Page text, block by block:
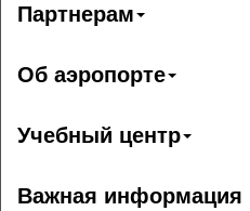
Партнерам
Об аэропорте
Учебный центр
Важная информация